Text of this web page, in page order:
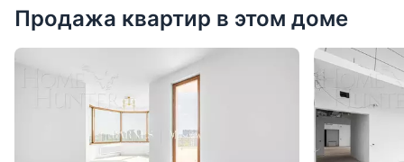
Продажа квартир в этом доме